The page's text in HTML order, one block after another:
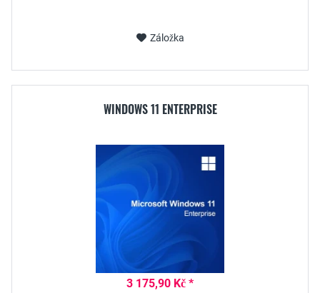
Záložka
WINDOWS 11 ENTERPRISE
3 175,90 Kč *